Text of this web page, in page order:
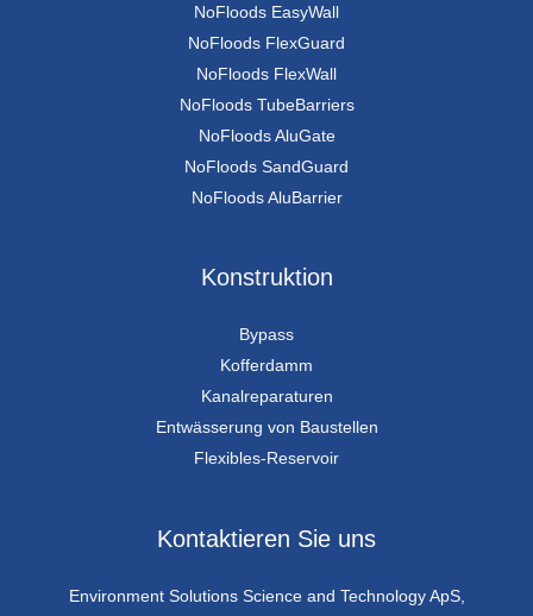
NoFloods EasyWall
NoFloods FlexGuard
NoFloods FlexWall
NoFloods TubeBarriers
NoFloods AluGate
NoFloods SandGuard
NoFloods AluBarrier
Konstruktion
Bypass
Kofferdamm
Kanalreparaturen
Entwässerung von Baustellen
Flexibles-Reservoir
Kontaktieren Sie uns
Environment Solutions Science and Technology ApS,